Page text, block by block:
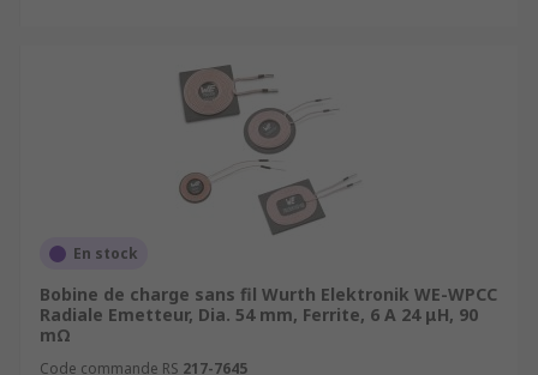
En stock
Bobine de charge sans fil Wurth Elektronik WE-WPCC
Radiale Emetteur, Dia. 54 mm, Ferrite, 6 A 24 μH, 90
mΩ
Code commande RS 217-7645